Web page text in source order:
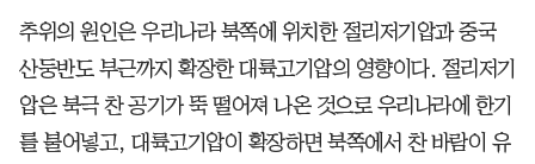
추위의 원인은 우리나라 북쪽에 위치한 절리저기압과 중국
산둥반도 부근까지 확장한 대륙고기압의 영향이다. 절리저기
압은 북극 찬 공기가 뚝 떨어져 나온 것으로 우리나라에 한기
를 불어넣고, 대륙고기압이 확장하면 북쪽에서 찬 바람이 유